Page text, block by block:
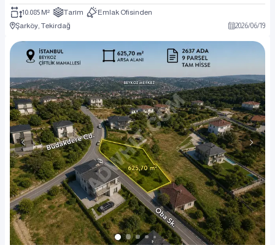
10.085 M² Tarım
Emlak Ofisinden
Şarköy, Tekirdağ
2026/06/19